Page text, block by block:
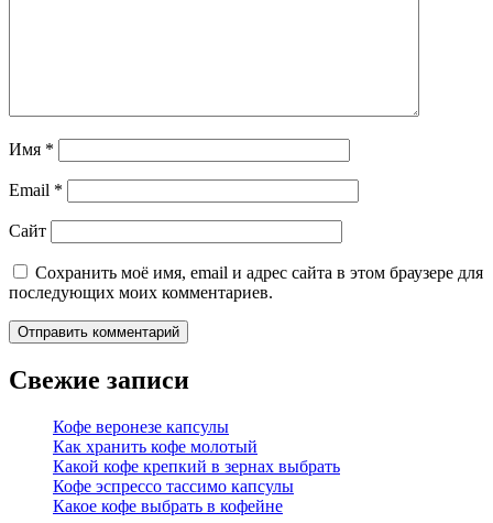
Имя *
Email *
Сайт
Сохранить моё имя, email и адрес сайта в этом браузере для
последующих моих комментариев.
Свежие записи
Кофе веронезе капсулы
Как хранить кофе молотый
Какой кофе крепкий в зернах выбрать
Кофе эспрессо тассимо капсулы
Какое кофе выбрать в кофейне